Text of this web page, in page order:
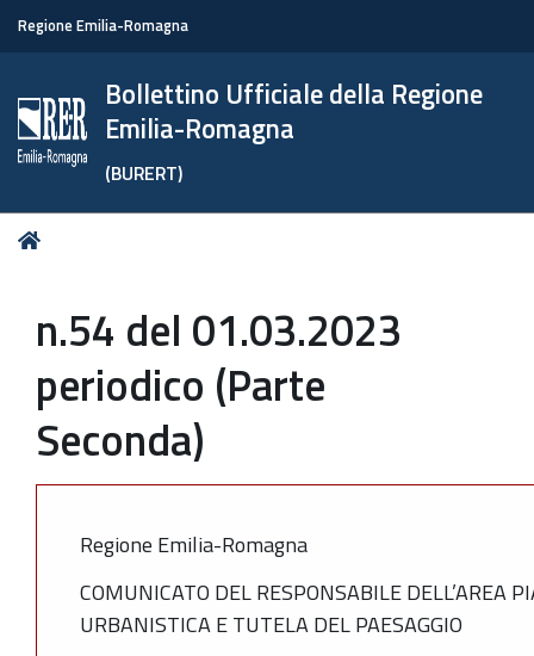
Regione Emilia-Romagna
Bollettino Ufficiale della Regione
Emilia-Romagna
(BURERT)
Tu
n.54 del 01.03.2023
periodico (Parte
Seconda)
Regione Emilia-Romagna
COMUNICATO DEL RESPONSABILE DELL’AREA
URBANISTICA E TUTELA DEL PAESAGGIO